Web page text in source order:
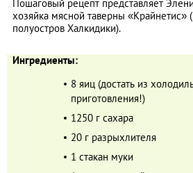
Пошаговый рецепт представляет
хозяйка мясной таверны «Крайнетис»
полуостров Халкидики).
Ингредиенты:
8 яиц (достать из
приготовления!)
1250 г сахара
20 г разрыхлителя
1 стакан муки